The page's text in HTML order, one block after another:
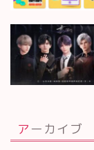
アーカイブ